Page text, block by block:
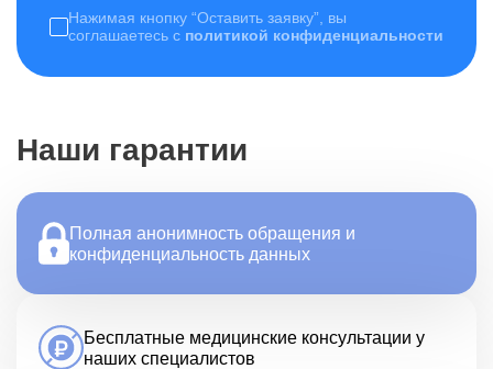
Нажимая кнопку “Оставить заявку”, вы
соглашаетесь с политикой конфиденциальности
Наши гарантии
Полная анонимность обращения и
конфиденциальность данных
Бесплатные медицинские консультации у
наших специалистов